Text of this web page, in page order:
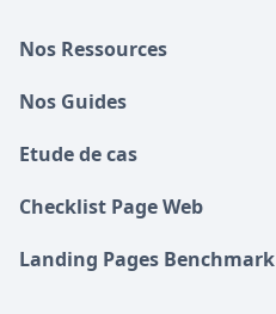
Nos Ressources
Nos Guides
Etude de cas
Checklist Page Web
Landing Pages Benchmark